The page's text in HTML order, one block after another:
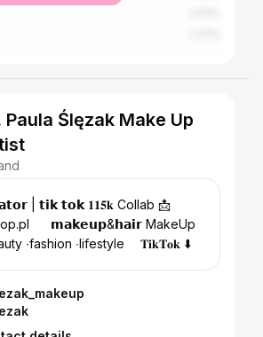
Paula Ślęzak Make Up
| 𝘁𝗶𝗸 𝘁𝗼𝗸 𝟏𝟏𝟓𝐤 Collab 📩
𝗺𝗮𝗸𝗲𝘂𝗽&𝗵𝗮𝗶𝗿 MakeUp
∙fashion ∙lifestyle ⠀ 𝐓𝐢𝐤𝐓𝐨𝐤 ⬇️